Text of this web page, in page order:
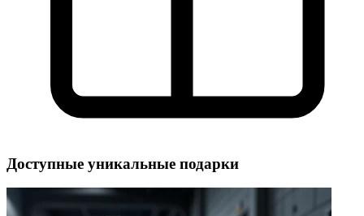
Доступные уникальные подарки